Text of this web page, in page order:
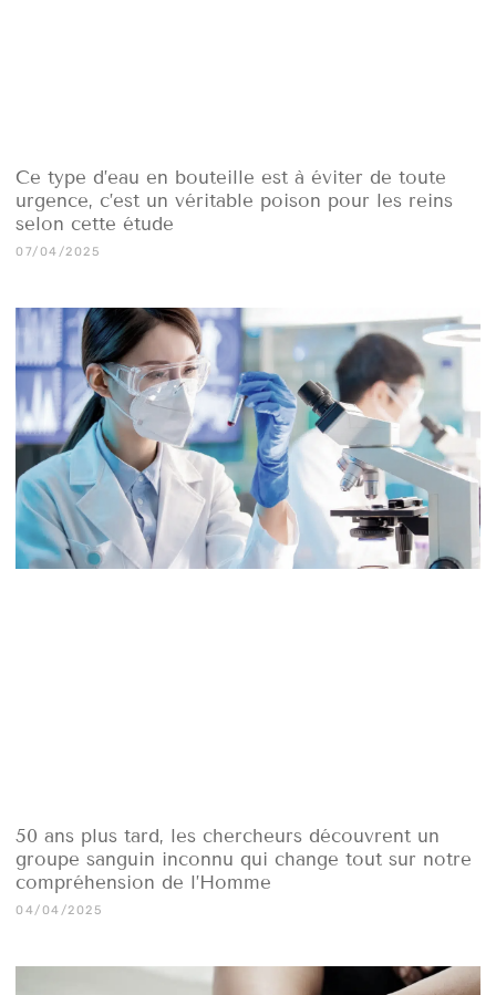
Ce type d’eau en bouteille est à éviter de toute
urgence, c’est un véritable poison pour les reins
selon cette étude
07/04/2025
50 ans plus tard, les chercheurs découvrent un
groupe sanguin inconnu qui change tout sur notre
compréhension de l’Homme
04/04/2025